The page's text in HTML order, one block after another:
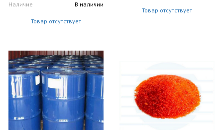
Наличие В наличии
Товар отсутствует
Товар отсутствует